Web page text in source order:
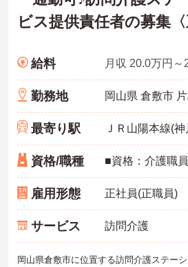
ビス提供責任者の募集〈
給料
勤務地
最寄り駅
資格/職種
雇用形態 正社員(正職員)
サービス 訪問介護
岡山県倉敷市に位置する訪問介護ステー